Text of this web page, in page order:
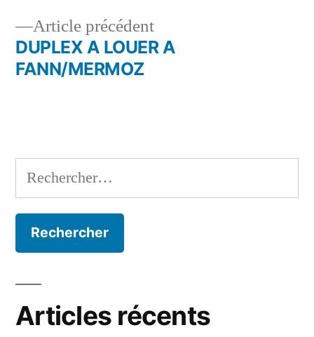
l’article
Article précédentArticle
précédent :
DUPLEX A LOUER A
FANN/MERMOZ
Rechercher :
Articles récents